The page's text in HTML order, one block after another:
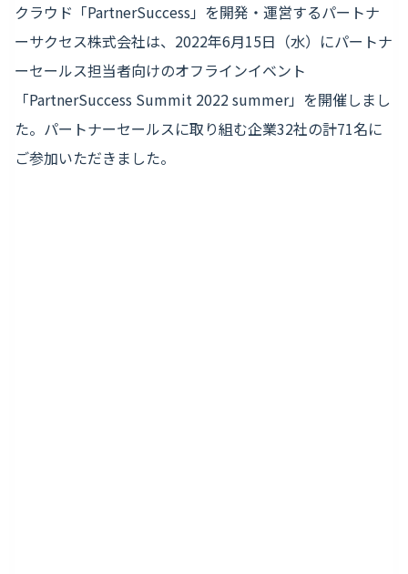
クラウド「PartnerSuccess」を開発・運営するパートナ
ーサクセス株式会社は、2022年6月15日（水）にパートナ
ーセールス担当者向けのオフラインイベント
「PartnerSuccess Summit 2022 summer」を開催しまし
た。パートナーセールスに取り組む企業32社の計71名に
ご参加いただきました。